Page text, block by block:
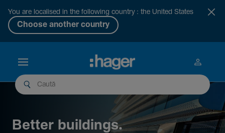
You are localised in the following country : the United States
Choose another country
Better buil­dings.